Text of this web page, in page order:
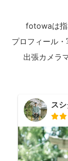
fotowaは指
プロフィール
出張カメラ
ス